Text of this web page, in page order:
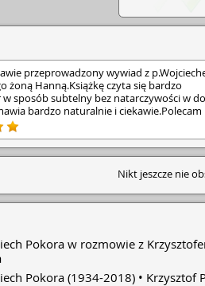
przeprowadzony wywiad z
żoną Hanną.Książkę czyta się bardzo
sposób subtelny bez natarczywości w
bardzo naturalnie i ciekawie.Polecam
Nikt jeszcze nie
Pokora w rozmowie z
Pokora (1934-2018) Krzysztof